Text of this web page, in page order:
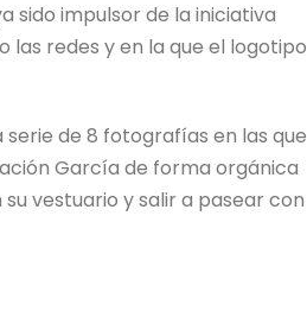
sido impulsor de la iniciativa
redes y en la que el logotipo
de 8 fotografías en las que
García de forma orgánica
vestuario y salir a pasear con